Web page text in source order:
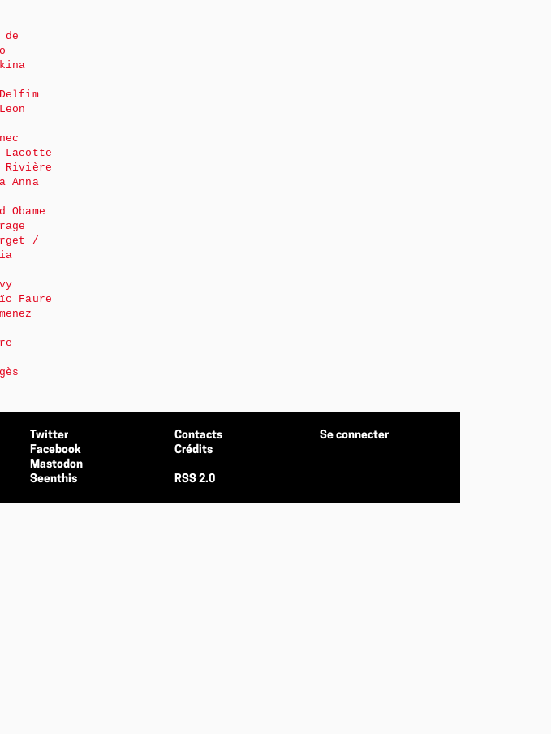
Lacotte
Rivière
Anna
Obame
/
Faure
Twitter
Facebook
Mastodon
Seenthis
Contacts
Crédits
RSS 2.0
Se connecter